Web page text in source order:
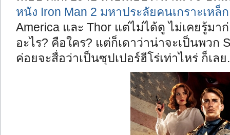
หนัง Iron Man 2 มหาประลัยคนเกราะเหล็
America และ Thor แต่ไม่ได้ดู ไม่เคยรู้มา
อะไร? คือใคร? แต่ก็เดาว่าน่าจะเป็นพว
ค่อยจะสื่อว่าเป็นซุปเปอร์ฮีโร่เท่าไหร่ ก็เลย